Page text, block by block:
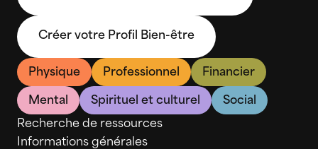
Créer votre Profil Bien-être
Physique Professionnel Financier
Mental Spirituel et culturel
Social
Recherche de ressources
Informations générales